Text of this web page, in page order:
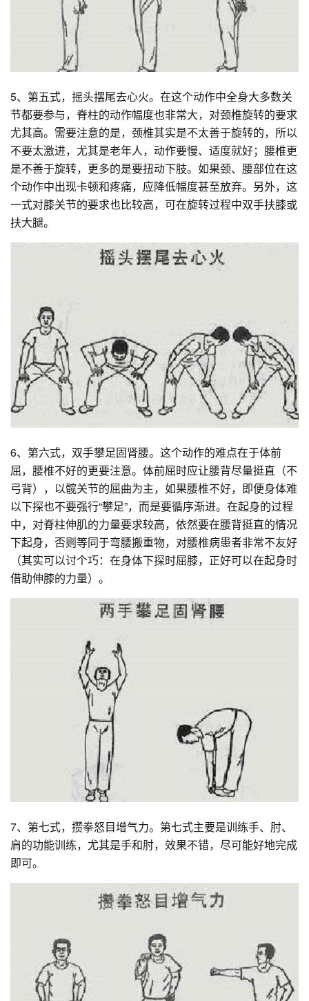
5、第五式，摇头摆尾去心火。在这个动作中全身大多数关
节都要参与，脊柱的动作幅度也非常大，对颈椎旋转的要求
尤其高。需要注意的是，颈椎其实是不太善于旋转的，所以
不要太激进，尤其是老年人，动作要慢、适度就好；腰椎更
是不善于旋转，更多的是要扭动下肢。如果颈、腰部位在这
个动作中出现卡顿和疼痛，应降低幅度甚至放弃。另外，这
一式对膝关节的要求也比较高，可在旋转过程中双手扶膝或
扶大腿。
6、第六式，双手攀足固肾腰。这个动作的难点在于体前
屈，腰椎不好的更要注意。体前屈时应让腰背尽量挺直（不
弓背），以髋关节的屈曲为主，如果腰椎不好，即便身体难
以下探也不要强行“攀足”，而是要循序渐进。在起身的过程
中，对脊柱伸肌的力量要求较高，依然要在腰背挺直的情况
下起身，否则等同于弯腰搬重物，对腰椎病患者非常不友好
（其实可以讨个巧：在身体下探时屈膝，正好可以在起身时
借助伸膝的力量）。
7、第七式，攒拳怒目增气力。第七式主要是训练手、肘、
肩的功能训练，尤其是手和肘，效果不错，尽可能好地完成
即可。